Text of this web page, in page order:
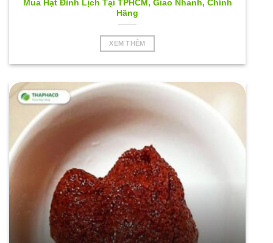
Mua Hạt Đình Lịch Tại TPHCM, Giao Nhanh, Chính
Hãng
XEM THÊM